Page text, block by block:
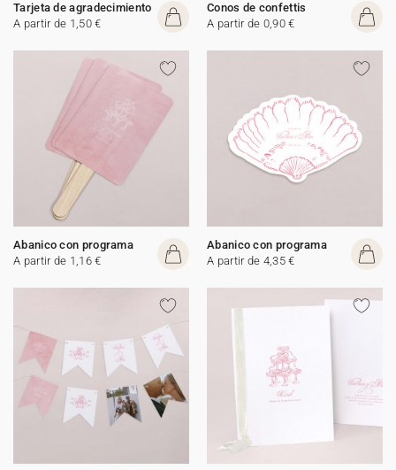
Tarjeta de agradecimiento
A partir de 1,50 €
Conos de confettis
A partir de 0,90 €
Abanico con programa
A partir de 1,16 €
Abanico con programa
A partir de 4,35 €